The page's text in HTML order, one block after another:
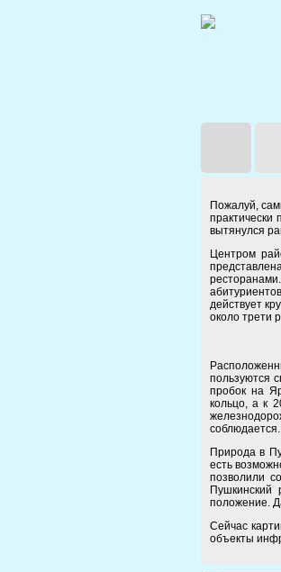
Пожалуй,
вытянулся
Центром
действует
около трети
пользуются
пробок на
кольцо, а к
соблюдается.
Природа в
есть
позволили
Пушкинский
положение.
Сейчас
объекты